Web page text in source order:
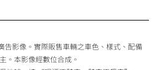
告影像。實際販售車輛之車色、樣式、配備
。本影像經數位合成。